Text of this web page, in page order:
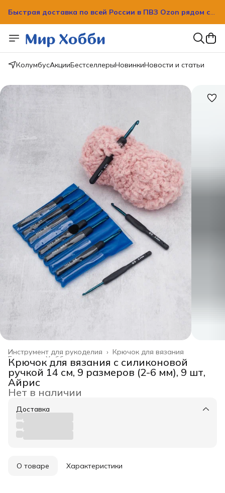
Быстрая доставка по всей России в ПВЗ Ozon рядом с
КолумбусАкцииБестселлерыНовинкиНовости и статьи
Крючок для вязания
Инструмент для рукоделия ›
Хобби и творчество
Главная
Крючок для вязания с силиконовой
ручкой 14 см, 9 размеров (2-6 мм), 9 шт,
Айрис
Нет в наличии
Доставка
О товаре Характеристики